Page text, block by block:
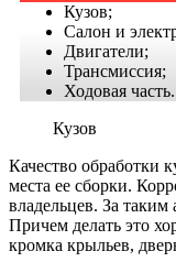
Кузов;
Салон и
Двигатели;
Трансмиссия;
Ходовая часть.
Кузов
Качество обработки
места ее сборки.
владельцев. За
Причем делать это
кромка крыльев,